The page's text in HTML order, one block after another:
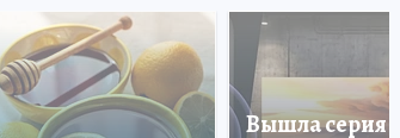
Вышла серия